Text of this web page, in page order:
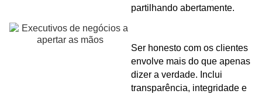
partilhando abertamente.
Ser honesto com os clientes
envolve mais do que apenas
dizer a verdade. Inclui
transparência, integridade e